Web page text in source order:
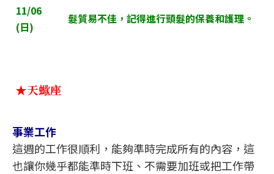
11/06
(日)
髮質易不佳，記得進行頭髮的保養和護理。
★天蠍座
事業工作
這週的工作很順利，能夠準時完成所有的內容，這
也讓你幾乎都能準時下班、不需要加班或把工作帶